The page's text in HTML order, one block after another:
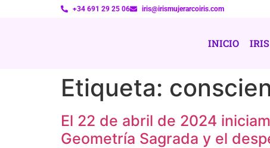
+34 691 29 25 06 iris@irismujerarcoiris.com
INICIO IRIS
Etiqueta:
El 22 de abril de 2024
Geometría Sagrada y el